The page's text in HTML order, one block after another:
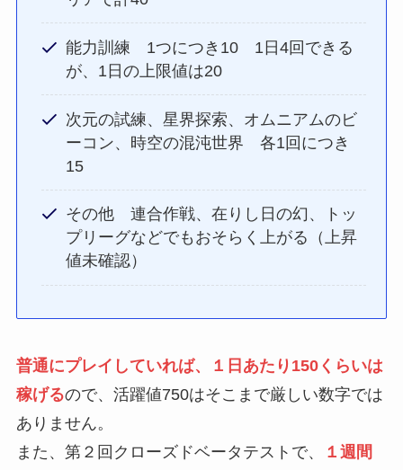
能力訓練 1つにつき10 1日4回できる
が、1日の上限値は20
次元の試練、星界探索、オムニアムのビ
ーコン、時空の混沌世界 各1回につき
15
その他 連合作戦、在りし日の幻、トッ
プリーグなどでもおそらく上がる（上昇
値未確認）
普通にプレイしていれば、１日あたり150くらいは
稼げるので、活躍値750はそこまで厳しい数字では
ありません。
また、第２回クローズドベータテストで、
１週間